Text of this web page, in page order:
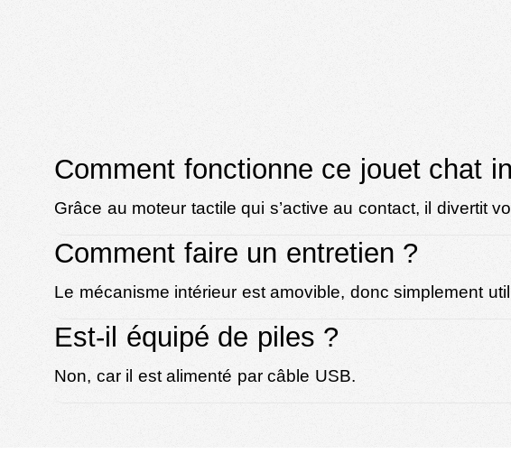
Comment fonctionne ce jouet chat
Grâce au moteur tactile qui s’active au contact, il divertit
Comment faire un entretien ?
Le mécanisme intérieur est amovible, donc simplement
Est-il équipé de piles ?
Non, car il est alimenté par câble USB.